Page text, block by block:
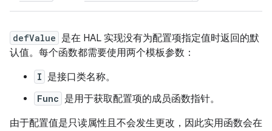
defValue 是在 HAL 实现没有为配置项指定值时返回的默
认值。每个函数都需要使用两个模板参数：
I 是接口类名称。
Func 是用于获取配置项的成员函数指针。
由于配置值是只读属性且不会发生更改，因此实用函数会在